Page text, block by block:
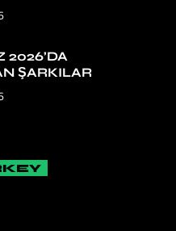
2026’DA
ŞARKILAR